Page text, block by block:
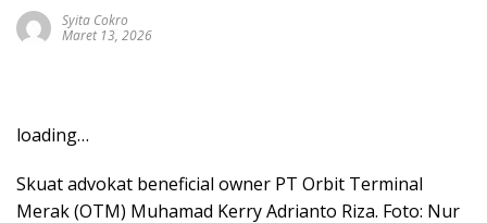
Syita Cokro
Maret 13, 2026
loading…
Skuat advokat beneficial owner PT Orbit Terminal
Merak (OTM) Muhamad Kerry Adrianto Riza. Foto: Nur